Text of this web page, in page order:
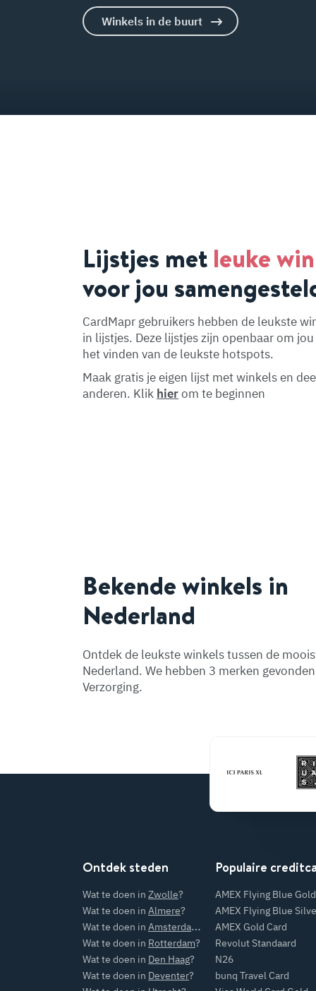
Winkels in de buurt
Lijstjes met leuke
voor jou
CardMapr gebruikers hebben de leukste
in lijstjes. Deze lijstjes zijn openbaar om
het vinden van de leukste hotspots.
Maak gratis je eigen lijst met winkels en
anderen. Klik hierom te beginnen
Bekende winkels in
Nederland
Ontdek de leukste winkels tussen de
Nederland. We hebben 3 merken
Verzorging.
Ontdek steden
Wat te doen in Zwolle?
Wat te doen in Almere?
Wat te doen in Amsterdam
?
Wat te doen in Rotterdam?
Wat te doen in Den Haag?
Wat te doen in Deventer?
Populaire
AMEX Flying Blue
AMEX Flying Blue
AMEX Gold Card
Revolut Standaard
N26
bunq Travel Card